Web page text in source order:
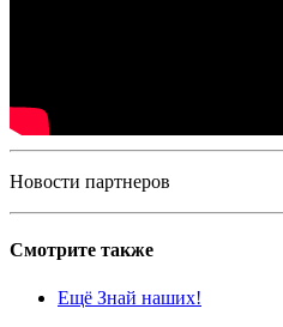
Новости партнеров
Смотрите также
Ещё Знай наших!